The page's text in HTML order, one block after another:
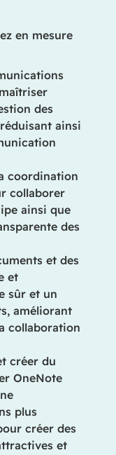
en mesure
des
ainsi
coordination
collaborer
ainsi que
des
et des
et
sûr et un
améliorant
collaboration
créer du
OneNote
plus
créer des
et